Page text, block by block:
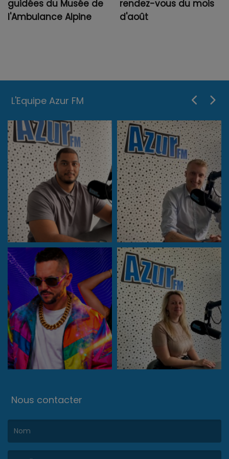
guidées du Musée de
l'Ambulance Alpine
rendez-vous du mois
d'août
L'Equipe Azur FM
Nous contacter